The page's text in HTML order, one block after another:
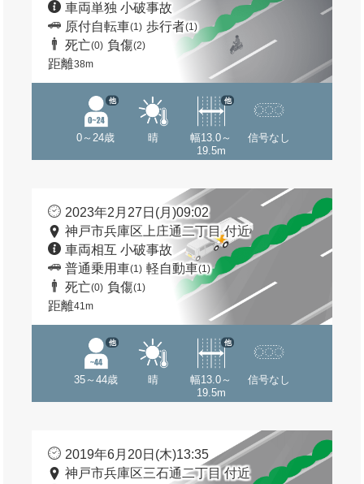
車両単独 小破事故
原付自転車(1) 歩行者(1)
死亡(0) 負傷(2)
距離38m
0～24歳
他
晴
幅13.0～
19.5m
他
信号なし
2023年2月27日(月)09:02
神戸市兵庫区上庄通二丁目 付近
車両相互 小破事故
普通乗用車(1) 軽自動車(1)
死亡(0) 負傷(1)
距離41m
35～44歳
他
晴
幅13.0～
19.5m
他
信号なし
2019年6月20日(木)13:35
神戸市兵庫区三石通二丁目 付近